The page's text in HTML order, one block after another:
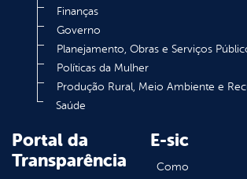
Finanças
Governo
Planejamento, Obras e Serviços
Políticas da Mulher
Produção Rural, Meio Ambiente e
Saúde
Portal da
Transparência
E-sic
Como